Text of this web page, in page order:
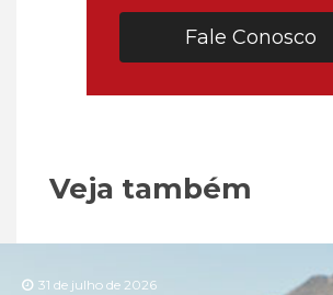
Fale Conosco
Veja também
31 de julho de 2026